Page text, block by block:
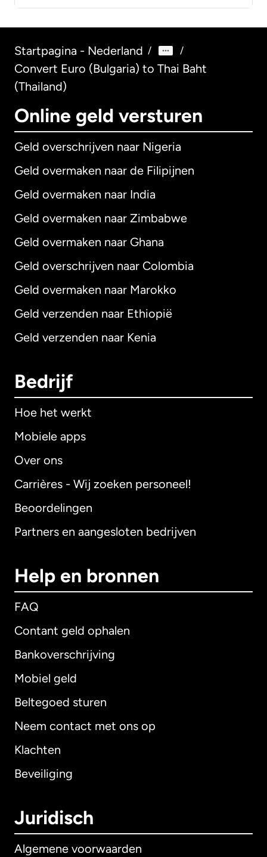
Startpagina - Nederland / /
Convert Euro (Bulgaria) to Thai Baht
(Thailand)
Online geld versturen
Geld overschrijven naar Nigeria
Geld overmaken naar de Filipijnen
Geld overmaken naar India
Geld overmaken naar Zimbabwe
Geld overmaken naar Ghana
Geld overschrijven naar Colombia
Geld overmaken naar Marokko
Geld verzenden naar Ethiopië
Geld verzenden naar Kenia
Bedrijf
Hoe het werkt
Mobiele apps
Over ons
Carrières - Wij zoeken personeel!
Beoordelingen
Partners en aangesloten bedrijven
Help en bronnen
FAQ
Contant geld ophalen
Bankoverschrijving
Mobiel geld
Beltegoed sturen
Neem contact met ons op
Klachten
Beveiliging
Juridisch
Algemene voorwaarden